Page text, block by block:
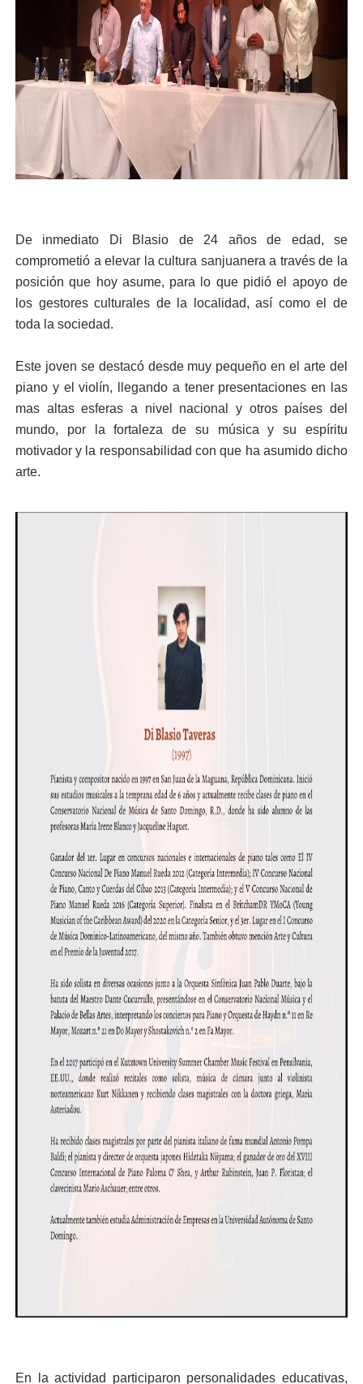
De inmediato Di Blasio de 24 años de edad, se
comprometió a elevar la cultura sanjuanera a través de la
posición que hoy asume, para lo que pidió el apoyo de
los gestores culturales de la localidad, así como el de
toda la sociedad.
Este joven se destacó desde muy pequeño en el arte del
piano y el violín, llegando a tener presentaciones en las
mas altas esferas a nivel nacional y otros países del
mundo, por la fortaleza de su música y su espíritu
motivador y la responsabilidad con que ha asumido dicho
arte.
En la actividad participaron personalidades educativas,